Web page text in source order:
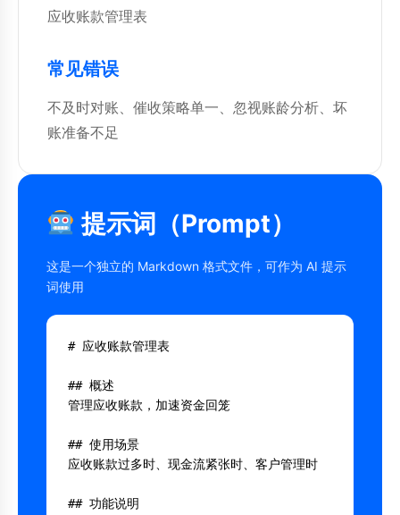
应收账款管理表
常见错误
不及时对账、催收策略单一、忽视账龄分析、坏
账准备不足
提示词（Prompt）
这是一个独立的 Markdown 格式文件，可作为 AI 提示
词使用
# 应收账款管理表
## 概述
管理应收账款，加速资金回笼
## 使用场景
应收账款过多时、现金流紧张时、客户管理时
## 功能说明